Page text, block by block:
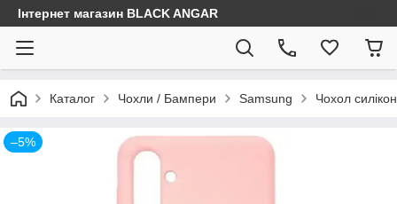
Інтернет магазин BLACK ANGAR
Каталог Чохли / Бампери Samsung Чохол
–5%